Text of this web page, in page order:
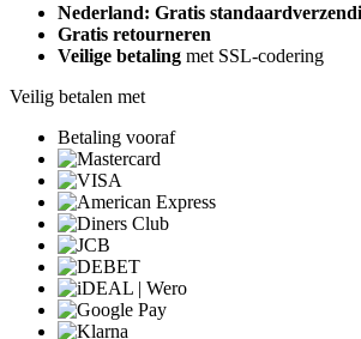
Nederland: Gratis
Gratis retourneren
Veilige betaling met SSL-codering
Veilig betalen met
Betaling vooraf